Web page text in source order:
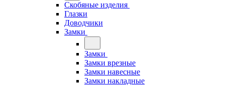
Скобяные изделия
Глазки
Доводчики
Замки
Замки
Замки врезные
Замки навесные
Замки накладные